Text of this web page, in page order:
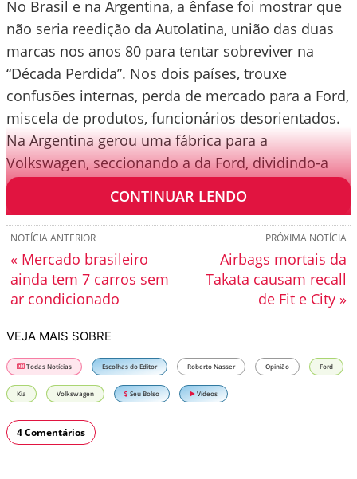
No Brasil e na Argentina, a ênfase foi mostrar que
não seria reedição da Autolatina, união das duas
marcas nos anos 80 para tentar sobreviver na
“Década Perdida”. Nos dois países, trouxe
confusões internas, perda de mercado para a Ford,
miscela de produtos, funcionários desorientados.
Na Argentina gerou uma fábrica para a
Volkswagen, seccionando a da Ford, dividindo-a
com simplória cerca.
CONTINUAR LENDO
PRÓXIMA NOTÍCIA
Airbags mortais da
Takata causam recall
de Fit e City »
NOTÍCIA ANTERIOR
« Mercado brasileiro
ainda tem 7 carros sem
ar condicionado
VEJA MAIS SOBRE
Todas Notícias Escolhas do Editor Roberto Nasser Opinião Ford
Kia Volkswagen Seu Bolso Vídeos
4 Comentários